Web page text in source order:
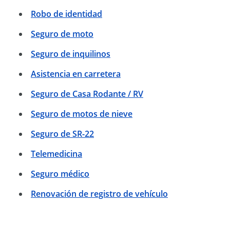
Robo de identidad
Seguro de moto
Seguro de inquilinos
Asistencia en carretera
Seguro de Casa Rodante / RV
Seguro de motos de nieve
Seguro de SR-22
Telemedicina
Seguro médico
Renovación de registro de vehículo